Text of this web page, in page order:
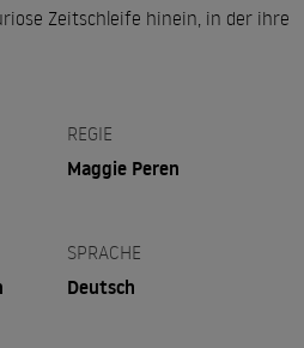
Zeitschleife hinein, in der ihre
REGIE
Maggie Peren
SPRACHE
Deutsch